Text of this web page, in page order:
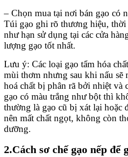
– Chọn mua tại nơi bán gạo có
Túi gạo ghi rõ thương hiệu, thời
như hạn sử dụng tại các cửa
lượng gạo tốt nhất.
Lưu ý: Các loại gạo tẩm hóa
mùi thơm nhưng sau khi nấu sẽ
hoá chất bị phân rã bởi nhiệt và
gạo có màu trắng như bột thì
thường là gạo cũ bị xát lại hoặc
nên mất chất ngọt, không còn
dưỡng.
2.Cách sơ chế gạo nếp để